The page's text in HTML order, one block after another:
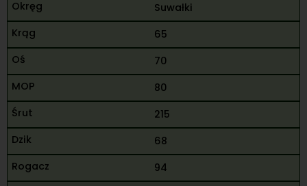
Suwałki
65
70
80
215
68
94